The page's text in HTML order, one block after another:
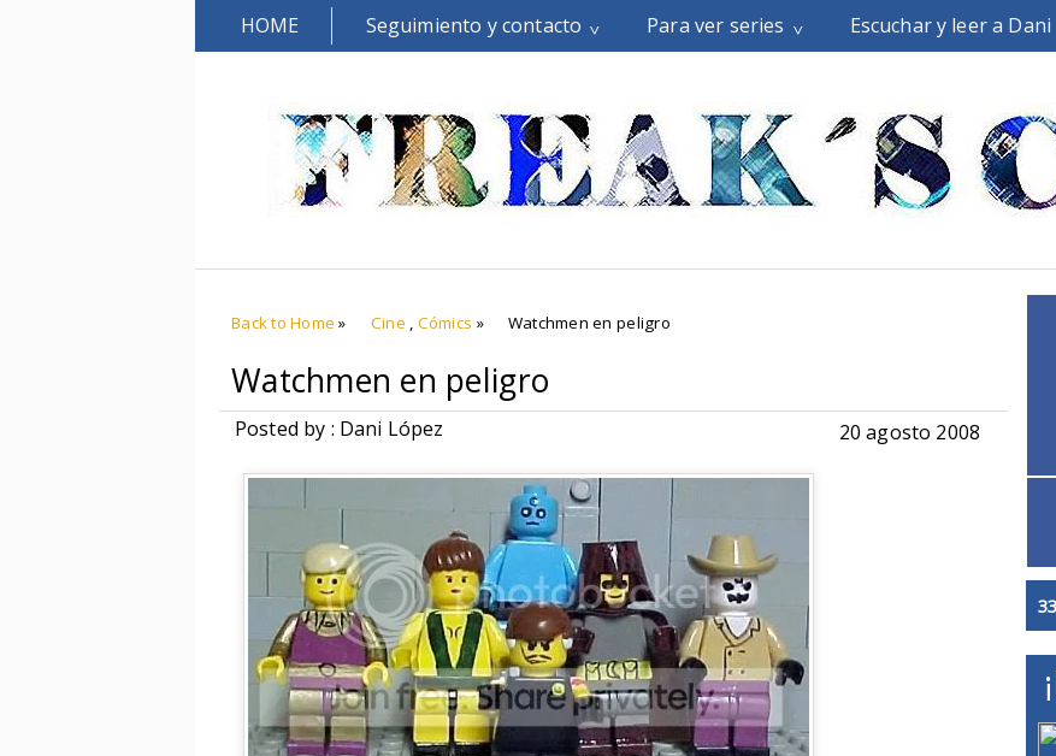
HOME Seguimiento y contacto Para ver series Escuchar y leer a Dani
Back to Home » Cine , Cómics » Watchmen en peligro
Watchmen en peligro
Posted by : Dani López 20 agosto 2008